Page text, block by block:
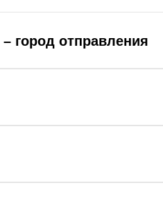
– город отправления